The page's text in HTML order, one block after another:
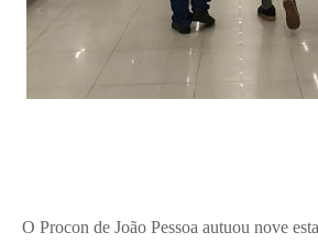
O Procon de João Pessoa autuou nove